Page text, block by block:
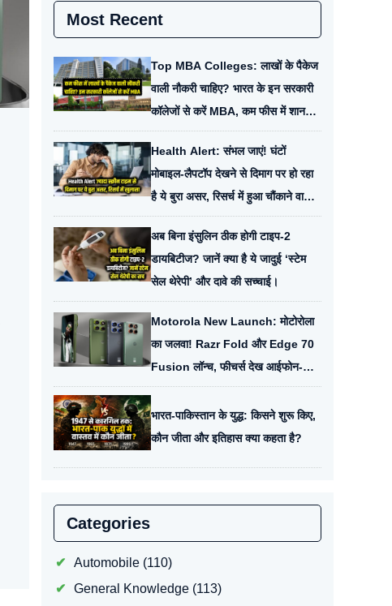
Most Recent
Top MBA Colleges: लाखों के पैकेज
वाली नौकरी चाहिए? भारत के इन सरकारी
कॉलेजों से करें MBA, कम फीस में शानदार
करियर।
Health Alert: संभल जाएं! घंटों
मोबाइल-लैपटॉप देखने से दिमाग पर हो रहा
है ये बुरा असर, रिसर्च में हुआ चौंकाने वाला
खुलासा।
अब बिना इंसुलिन ठीक होगी टाइप-2
डायबिटीज? जानें क्या है ये जादुई ‘स्टेम
सेल थेरेपी’ और दावे की सच्चाई।
Motorola New Launch: मोटोरोला
का जलवा! Razr Fold और Edge 70
Fusion लॉन्च, फीचर्स देख आईफोन-
सैमसंग भी हैरान।
भारत-पाकिस्तान के युद्ध: किसने शुरू किए,
कौन जीता और इतिहास क्या कहता है?
Categories
Automobile(110)
General Knowledge(113)